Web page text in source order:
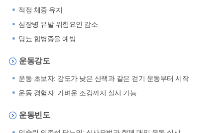
적정 체중 유지
심장병 유발 위험요인 감소
당뇨 합병증을 예방
운동강도
운동 초보자: 강도가 낮은 산책과 같은 걷기 운동부터 시작
운동 경험자: 가벼운 조깅까지 실시 가능
운동빈도